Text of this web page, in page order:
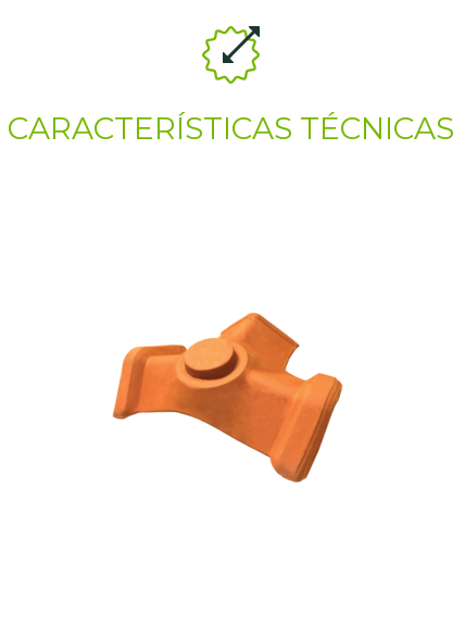
CARACTERÍSTICAS TÉCNICAS